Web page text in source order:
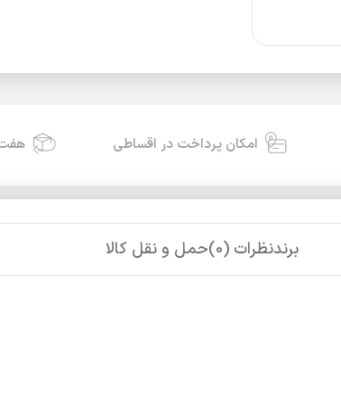
امکان پرداخت در اقساطی
برندنظرات (0) حمل و نقل کالا